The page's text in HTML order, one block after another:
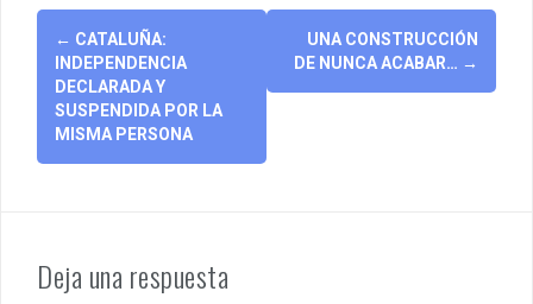
Post
navigation
← CATALUÑA:
INDEPENDENCIA
DECLARADA Y
SUSPENDIDA POR LA
MISMA PERSONA
UNA CONSTRUCCIÓN
DE NUNCA ACABAR… →
Deja una respuesta